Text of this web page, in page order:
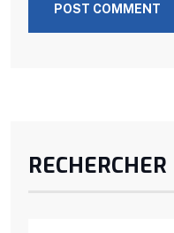
POST COMMENT
RECHERCHER